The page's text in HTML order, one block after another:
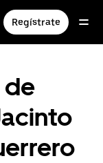
Regístrate
de